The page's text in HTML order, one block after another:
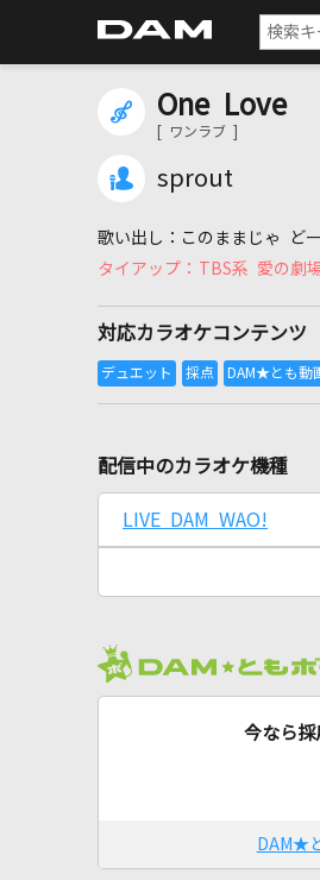
One Love
[ ワンラブ ]
sprout
このままじゃ ど
TBS系 愛の劇
対応カラオケコンテンツ
配信中のカラオケ機種
LIVE DAM WAO!
今なら
DAM★